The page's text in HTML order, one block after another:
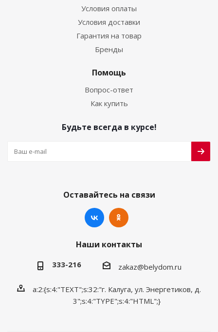
Условия оплаты
Условия доставки
Гарантия на товар
Бренды
Помощь
Вопрос-ответ
Как купить
Будьте всегда в курсе!
Оставайтесь на связи
Наши контакты
333-216 zakaz@belydom.ru
a:2:{s:4:"TEXT";s:32:"г. Калуга, ул. Энергетиков, д.
3";s:4:"TYPE";s:4:"HTML";}